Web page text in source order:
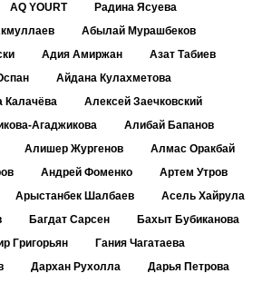
AQ YOURT
Радина Ясуева
Абылай Мурашбеков
Адия Амиржан
Азат Табиев
Айдана Кулахметова
Калачёва
Алексей Заечковский
Агаджикова
Алибай Бапанов
Алишер Жургенов
Алмас Оракбай
Андрей Фоменко
Артем Утров
Арыстанбек Шалбаев
Асель Хайрула
Багдат Сарсен
Бахыт Бубиканова
Григорьян
Гания Чагатаева
Дархан Рухолла
Дарья Петрова